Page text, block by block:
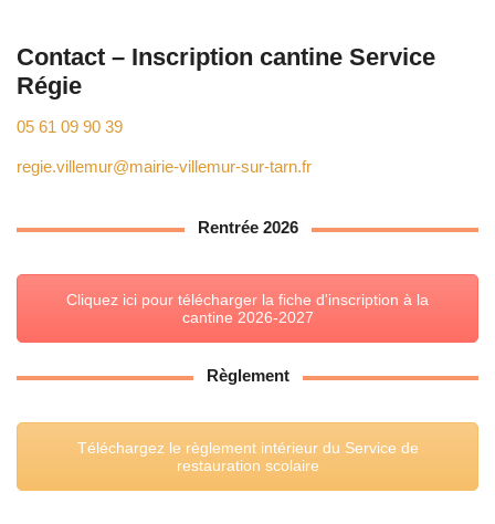
Contact – Inscription cantine Service
Régie
05 61 09 90 39
regie.villemur@mairie-villemur-sur-tarn.fr
Rentrée 2026
Cliquez ici pour télécharger la fiche d'inscription à la
cantine 2026-2027
Règlement
Téléchargez le règlement intérieur du Service de
restauration scolaire